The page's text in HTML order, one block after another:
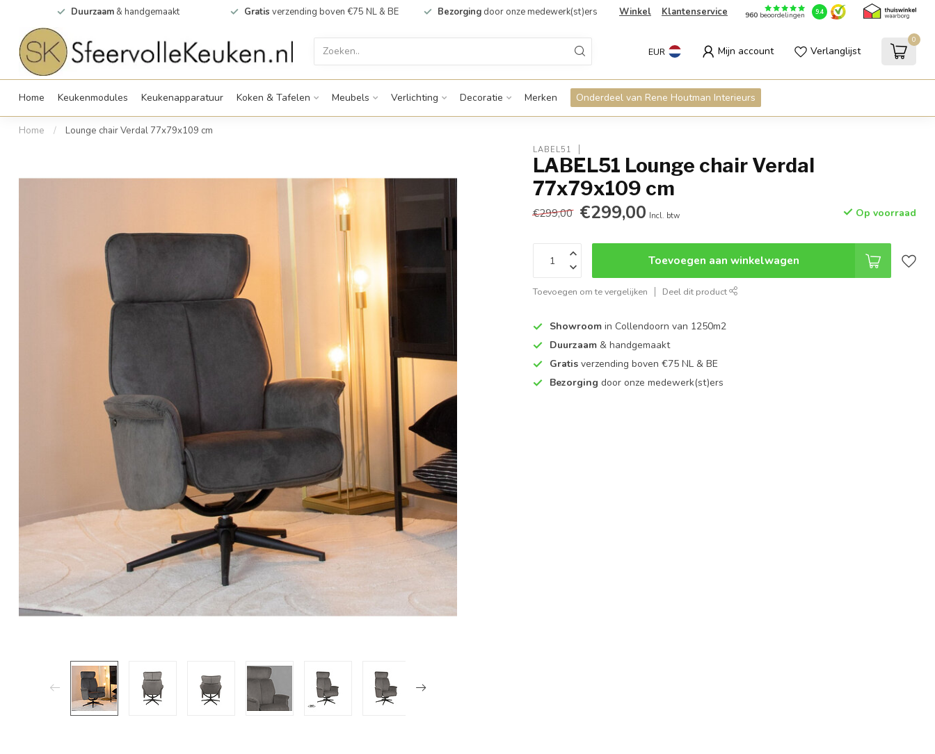
Duurzaam & handgemaakt Gratis verzending boven €75 NL & BE Bezorging door onze medewerk(st)ers Winkel Klantenservice 960beoordelingen 9.4
EUR Mijn account Verlanglijst
0
Home Keukenmodules Keukenapparatuur Koken & Tafelen Meubels Verlichting Decoratie Merken Onderdeel van Rene Houtman Interieurs
Home / Lounge chair Verdal 77x79x109 cm
LABEL51
LABEL51 Lounge chair Verdal
77x79x109 cm
€299,00 €299,00 Incl. btw Op voorraad
Toevoegen aan winkelwagen
Toevoegen om te vergelijken Deel dit product
Showroom in Collendoorn van 1250m2
Duurzaam & handgemaakt
Gratis verzending boven €75 NL & BE
Bezorging door onze medewerk(st)ers